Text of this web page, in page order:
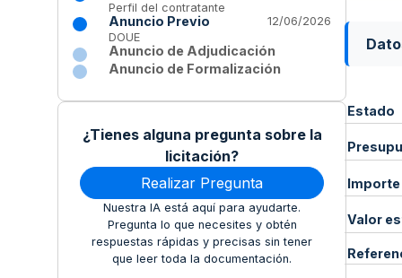
Perfil del contratante
Anuncio Previo
12/06/2026
DOUE
Anuncio de Adjudicación
Anuncio de Formalización
¿Tienes alguna pregunta sobre la
licitación?
Realizar Pregunta
Nuestra IA está aquí para ayudarte.
Pregunta lo que necesites y obtén
respuestas rápidas y precisas sin tener
que leer toda la documentación.
Estado
Valor